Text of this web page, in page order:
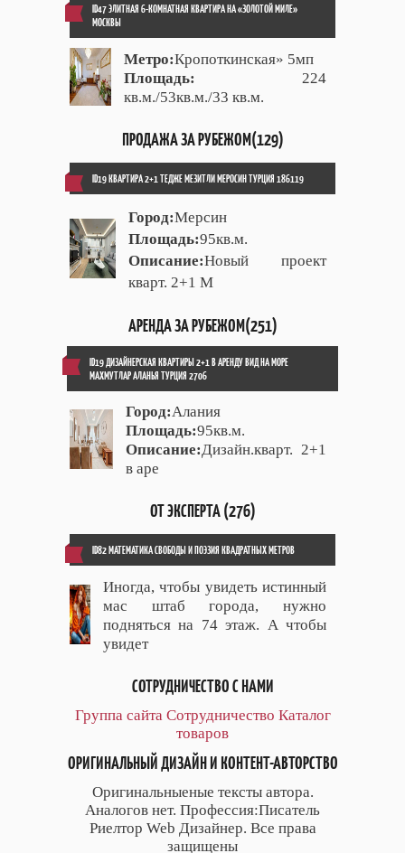
ID47 ЭЛИТНАЯ 6-КОМНАТНАЯ КВАРТИРА НА «ЗОЛОТОЙ МИЛЕ»
МОСКВЫ
Метро:Кропоткинская» 5мп
Площадь:
224
кв.м./53кв.м./33 кв.м.
ПРОДАЖА ЗА РУБЕЖОМ(129)
ID19 КВАРТИРА 2+1 ТЕДЖЕ МЕЗИТЛИ МЕРОСИН ТУРЦИЯ 186119
Город:Мерсин
Площадь:95кв.м.
Описание:Новый проект
кварт. 2+1 М
АРЕНДА ЗА РУБЕЖОМ(251)
ID19 ДИЗАЙНЕРСКАЯ КВАРТИРЫ 2+1 В АРЕНДУ ВИД НА МОРЕ
МАХМУТЛАР АЛАНЬЯ ТУРЦИЯ 2706
Город:Алания
Площадь:95кв.м.
Описание: Дизайн.кварт. 2+1
в аре
ОТ ЭКСПЕРТА (276)
ID82 МАТЕМАТИКА СВОБОДЫ И ПОЭЗИЯ КВАДРАТНЫХ МЕТРОВ
Иногда, чтобы увидеть истинный
мас штаб города, нужно
подняться на 74 этаж. А чтобы
увидет
СОТРУДНИЧЕСТВО С НАМИ
Группа сайта Сотрудничество Каталог
товаров
ОРИГИНАЛЬНЫЙ ДИЗАЙН И КОНТЕНТ-АВТОРСТВО
Оригинальныеные тексты автора.
Аналогов нет. Профессия:Писатель
Риелтор Web Дизайнер. Все права
защищены